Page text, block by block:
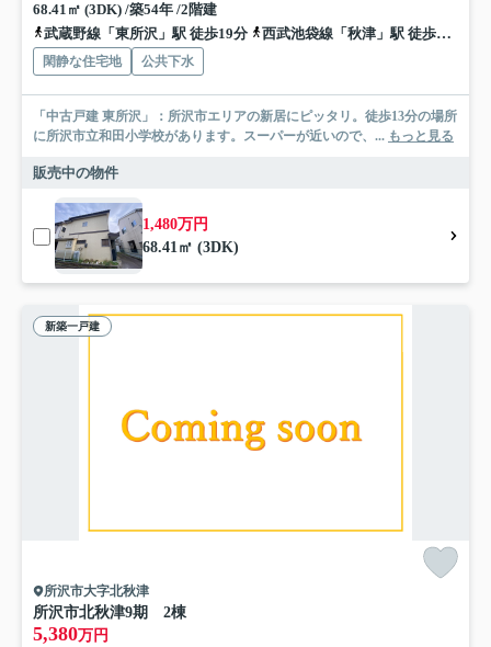
68.41㎡ (3DK) /築54年 /2階建
武蔵野線「東所沢」駅 徒歩19分
西武池袋線「秋津」駅 徒歩29分
閑静な住宅地 公共下水
「中古戸建 東所沢」：所沢市エリアの新居にピッタリ。徒歩13分の場所
に所沢市立和田小学校があります。スーパーが近いので、... もっと見る
販売中の物件
1,480万円
68.41㎡ (3DK)
新築一戸建
所沢市大字北秋津
所沢市北秋津9期 2棟
5,380万円